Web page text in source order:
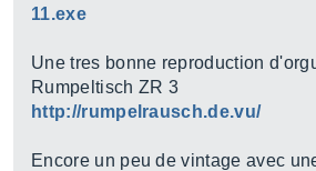
11.exe
Une tres bonne reproduction
Rumpeltisch ZR 3
http://rumpelrausch.de.vu/
Encore un peu de vintage avec